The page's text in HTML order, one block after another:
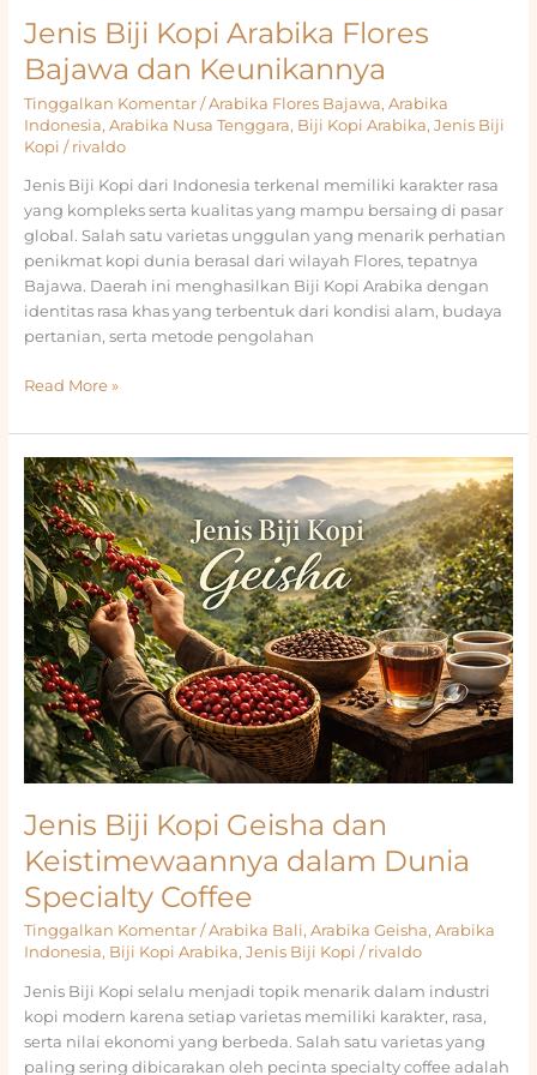
Jenis Biji Kopi Arabika Flores
Bajawa dan Keunikannya
Tinggalkan Komentar /Arabika Flores Bajawa, Arabika
Indonesia, Arabika Nusa Tenggara, Biji Kopi Arabika, Jenis Biji
Kopi / rivaldo
Jenis Biji Kopi dari Indonesia terkenal memiliki karakter rasa
yang kompleks serta kualitas yang mampu bersaing di pasar
global. Salah satu varietas unggulan yang menarik perhatian
penikmat kopi dunia berasal dari wilayah Flores, tepatnya
Bajawa. Daerah ini menghasilkan Biji Kopi Arabika dengan
identitas rasa khas yang terbentuk dari kondisi alam, budaya
pertanian, serta metode pengolahan
Jenis
Kopi
Arabika
Flores
Bajawa
dan
Keunikannya
Read More »
Jenis Biji Kopi Geisha dan
Keistimewaannya dalam Dunia
Specialty Coffee
Tinggalkan Komentar /Arabika Bali, Arabika Geisha, Arabika
Indonesia, Biji Kopi Arabika, Jenis Biji Kopi / rivaldo
Jenis Biji Kopi selalu menjadi topik menarik dalam industri
kopi modern karena setiap varietas memiliki karakter, rasa,
serta nilai ekonomi yang berbeda. Salah satu varietas yang
paling sering dibicarakan oleh pecinta specialty coffee adalah